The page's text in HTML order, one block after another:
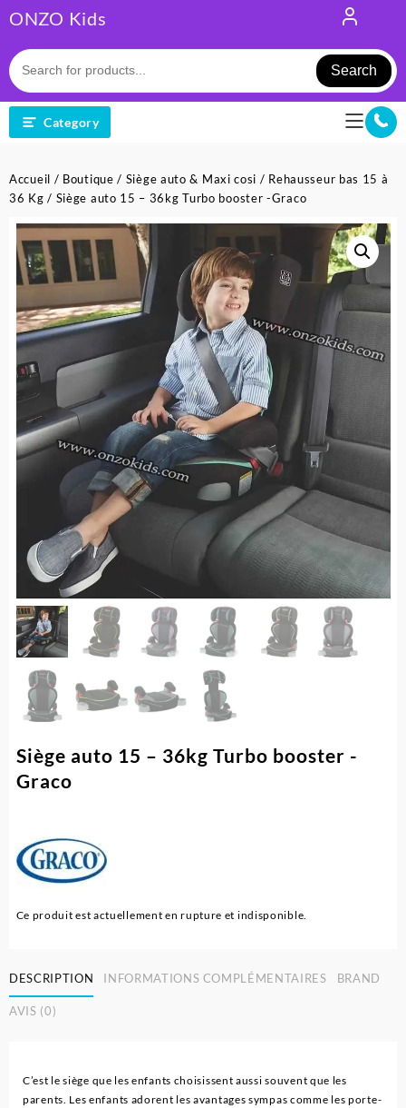
to
content
ONZO Kids
Search
Category
Accueil / Boutique / Siège auto & Maxi cosi / Rehausseur bas 15 à
36 Kg / Siège auto 15 – 36kg Turbo booster -Graco
Siège auto 15 – 36kg Turbo booster -
Graco
Ce produit est actuellement en rupture et indisponible.
DESCRIPTION INFORMATIONS COMPLÉMENTAIRES BRAND
AVIS (0)
C’est le siège que les enfants choisissent aussi souvent que les
parents. Les enfants adorent les avantages sympas comme les porte-